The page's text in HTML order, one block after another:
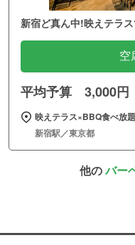
新宿ど真ん中!映えテラ
空
平均予算 3,000円
映えテラス×BBQ食べ放
新宿駅／東京都
他のバー